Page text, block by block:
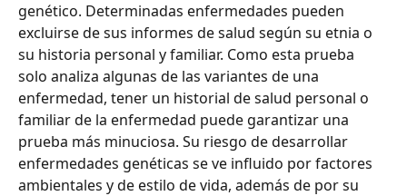
genético. Determinadas enfermedades pueden
excluirse de sus informes de salud según su etnia o
su historia personal y familiar. Como esta prueba
solo analiza algunas de las variantes de una
enfermedad, tener un historial de salud personal o
familiar de la enfermedad puede garantizar una
prueba más minuciosa. Su riesgo de desarrollar
enfermedades genéticas se ve influido por factores
ambientales y de estilo de vida, además de por su